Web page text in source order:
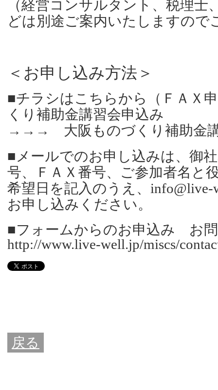
（経営コンサルタント、税理士
どは別途ご案内いたしますので
＜お申し込み方法＞
■チラシはこちらから（ＦＡＸ
くり補助金講習会申込み
→→→ 大阪ものづくり補助金
■メールでのお申し込みは、御
号、ＦＡＸ番号、ご参加者名と
希望日を記入のうえ、
お申し込みください。
■フォームからのお申込み お
http://www.live-well.jp/miscs/
戻る